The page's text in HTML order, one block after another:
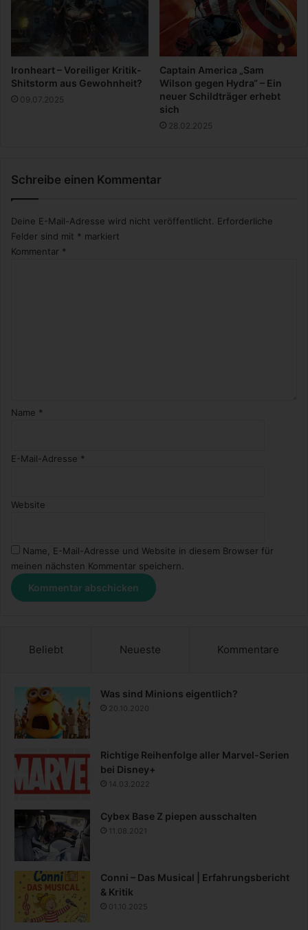
M
e
g
Ironheart – Voreiliger Kritik-
Shitstorm aus Gewohnheit?
09.07.2025
Captain America „Sam
Wilson gegen Hydra“ – Ein
neuer Schildträger erhebt
sich
28.02.2025
Schreibe einen Kommentar
Deine E-Mail-Adresse wird nicht veröffentlicht.
Erforderliche
Felder sind mit * markiert
Kommentar *
Name *
E-Mail-Adresse *
Website
Name, E-Mail-Adresse und Website in diesem Browser für
meinen nächsten Kommentar speichern.
Beliebt Neueste Kommentare
Was sind Minions eigentlich?
20.10.2020
Richtige Reihenfolge aller Marvel-Serien
bei Disney+
14.03.2022
Cybex Base Z piepen ausschalten
11.08.2021
Conni – Das Musical | Erfahrungsbericht
& Kritik
01.10.2025